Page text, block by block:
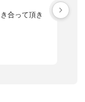
合って頂き